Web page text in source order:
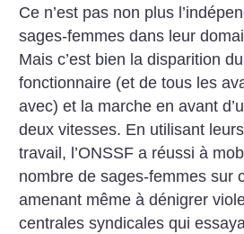
Ce n’est pas non plus
sages-femmes dans leur
Mais c’est bien la disparition
fonctionnaire (et de tous les
avec) et la marche en avant
deux vitesses. En utilisant
travail, l’ONSSF a réussi à
nombre de sages-femmes sur
amenant même à dénigrer
centrales syndicales qui